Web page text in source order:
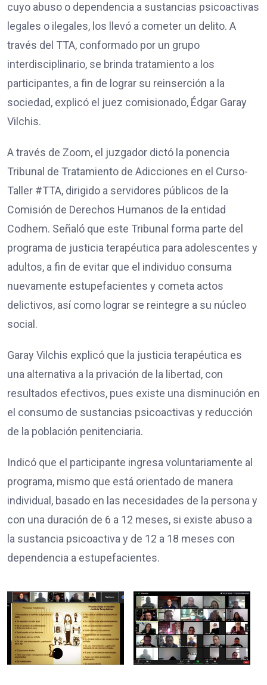
cuyo abuso o dependencia a sustancias psicoactivas
legales o ilegales, los llevó a cometer un delito. A
través del TTA, conformado por un grupo
interdisciplinario, se brinda tratamiento a los
participantes, a fin de lograr su reinserción a la
sociedad, explicó el juez comisionado, Édgar Garay
Vilchis.
A través de Zoom, el juzgador dictó la ponencia
Tribunal de Tratamiento de Adicciones en el Curso-
Taller #TTA, dirigido a servidores públicos de la
Comisión de Derechos Humanos de la entidad
Codhem. Señaló que este Tribunal forma parte del
programa de justicia terapéutica para adolescentes y
adultos, a fin de evitar que el individuo consuma
nuevamente estupefacientes y cometa actos
delictivos, así como lograr se reintegre a su núcleo
social.
Garay Vilchis explicó que la justicia terapéutica es
una alternativa a la privación de la libertad, con
resultados efectivos, pues existe una disminución en
el consumo de sustancias psicoactivas y reducción
de la población penitenciaria.
Indicó que el participante ingresa voluntariamente al
programa, mismo que está orientado de manera
individual, basado en las necesidades de la persona y
con una duración de 6 a 12 meses, si existe abuso a
la sustancia psicoactiva y de 12 a 18 meses con
dependencia a estupefacientes.